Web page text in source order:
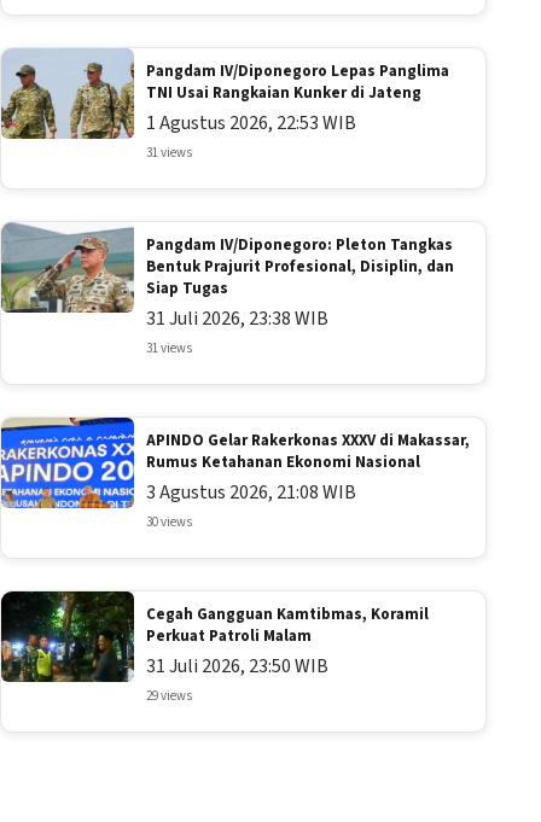
Pangdam IV/Diponegoro Lepas Panglima
TNI Usai Rangkaian Kunker di Jateng
1 Agustus 2026, 22:53 WIB
31 views
Pangdam IV/Diponegoro: Pleton Tangkas
Bentuk Prajurit Profesional, Disiplin, dan
Siap Tugas
31 Juli 2026, 23:38 WIB
31 views
APINDO Gelar Rakerkonas XXXV di Makassar,
Rumus Ketahanan Ekonomi Nasional
3 Agustus 2026, 21:08 WIB
30 views
Cegah Gangguan Kamtibmas, Koramil
Perkuat Patroli Malam
31 Juli 2026, 23:50 WIB
29 views